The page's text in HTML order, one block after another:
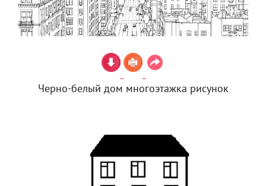
Черно-белый дом многоэтажка рисунок